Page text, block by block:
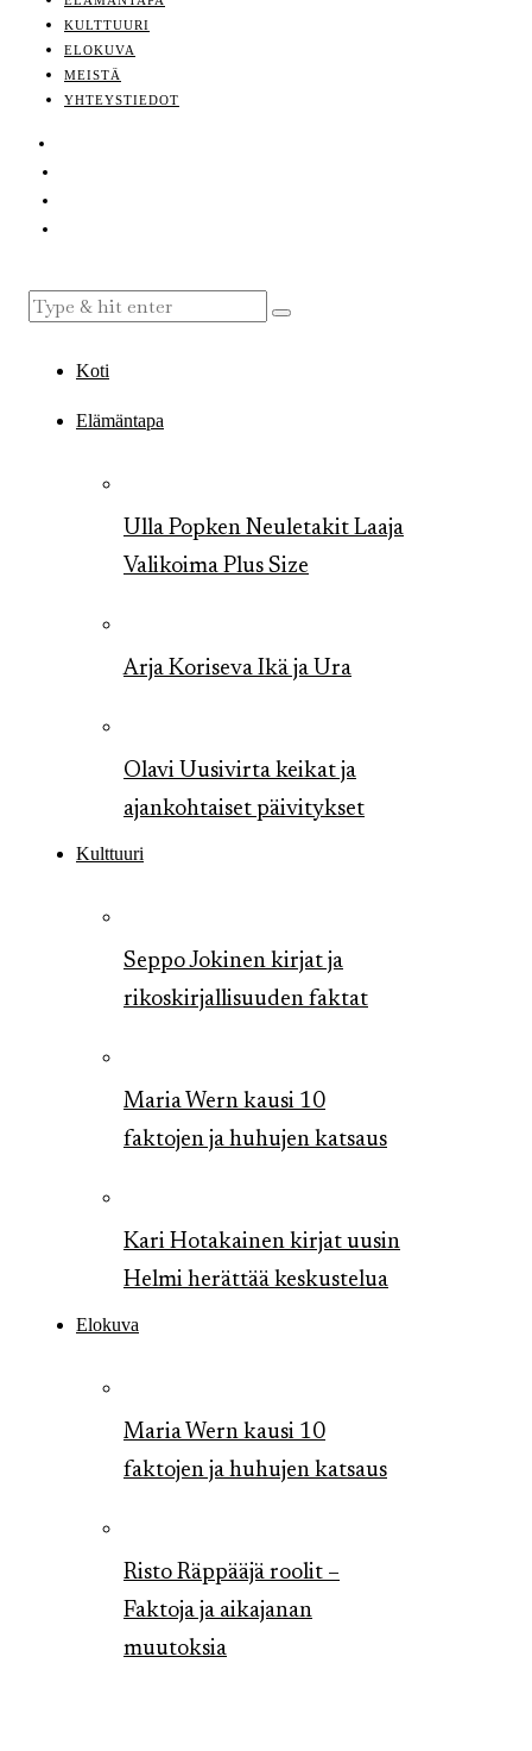
KULTTUURI
ELOKUVA
MEISTÄ
YHTEYSTIEDOT
Koti
Elämäntapa
Ulla Popken Neuletakit Laaja
Valikoima Plus Size
Arja Koriseva Ikä ja Ura
Olavi Uusivirta keikat ja
ajankohtaiset päivitykset
Kulttuuri
Seppo Jokinen kirjat ja
rikoskirjallisuuden faktat
Maria Wern kausi 10
faktojen ja huhujen katsaus
Kari Hotakainen kirjat uusin
Helmi herättää keskustelua
Elokuva
Maria Wern kausi 10
faktojen ja huhujen katsaus
Risto Räppääjä roolit –
Faktoja ja aikajanan
muutoksia